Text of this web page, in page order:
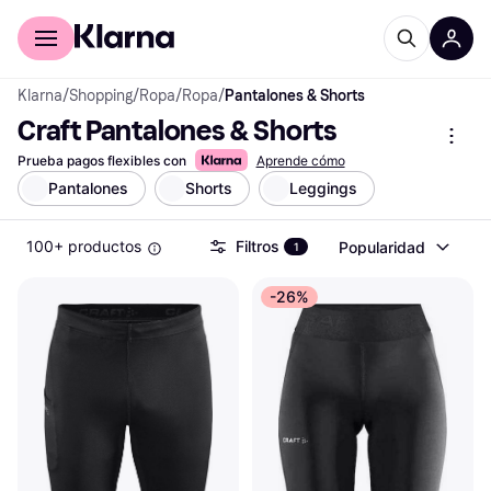
Comprar con Klarna
Klarna/Shopping/Ropa/Ropa/Pantalones & Shorts
Craft Pantalones & Shorts
Prueba pagos flexibles con Aprende cómo
Pantalones Shorts Leggings
100+ productos Filtros 1 Popularidad
-26%